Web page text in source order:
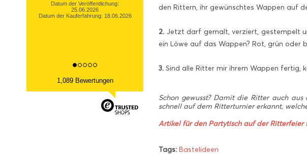
Datum der Veröffentlichung:
13.03.2026
1,089 Bewertungen
den Rittern, ihr gewünschtes Wappen auf
2. Jetzt darf gemalt, verziert, gestempelt
ein Löwe auf das Wappen? Rot, grün oder
3. Sind alle Ritter mir ihrem Wappen fertig,
Schon gewusst? Damit die Ritter auch
schnell auf dem Ritterturnier erkannt,
Artikel für den Partytisch auf der Ritterfeier
Tags: Bastelideen